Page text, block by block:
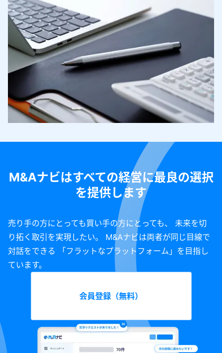
M&Aナビはすべての経営に最良の選択
を提供します
売り手の方にとっても買い手の方にとっても、 未来を切
り拓く取引を実現したい。 M&Aナビは両者が同じ目線で
対話をできる 「フラットなプラットフォーム」を目指し
ています。
会員登録（無料）